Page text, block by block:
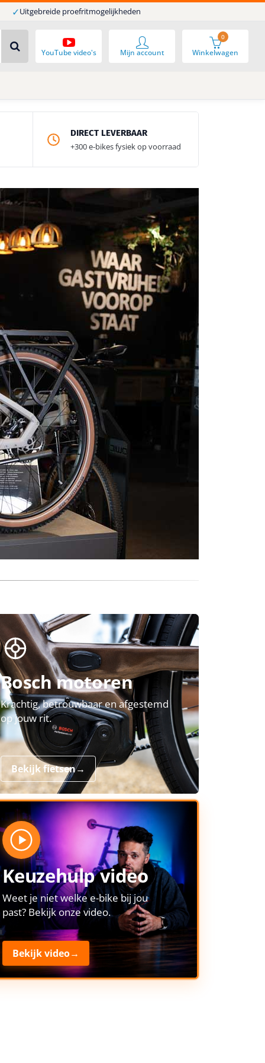
✓Uitgebreide proefritmogelijkheden
YouTube video's Winkelwagen
0
Mijn account
DIRECT LEVERBAAR
+300 e-bikes fysiek op voorraad
Bosch motoren
Krachtig, betrouwbaar en afgestemd
op jouw rit.
Bekijk fietsen→
Keuzehulp video
Weet je niet welke e-bike bij jou
past? Bekijk onze video.
Bekijk video→